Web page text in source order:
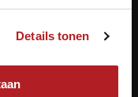
Details tonen